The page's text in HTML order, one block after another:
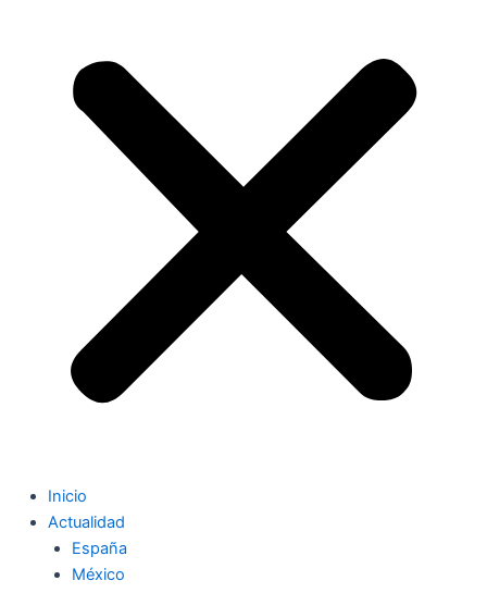
Inicio
Actualidad
España
México